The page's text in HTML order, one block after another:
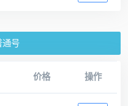
号
价格 操作